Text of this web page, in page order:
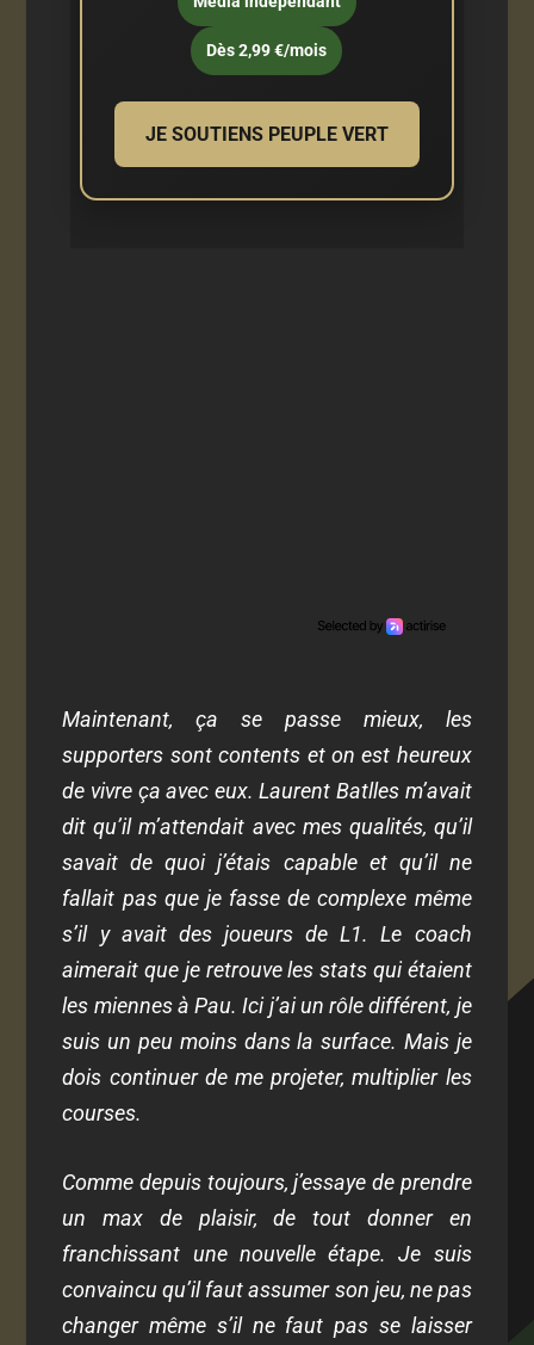
Dès 2,99 €/mois
JE SOUTIENS PEUPLE VERT
Maintenant, ça se passe mieux, les
supporters sont contents et on est heureux
de vivre ça avec eux. Laurent Batlles m’avait
dit qu’il m’attendait avec mes qualités, qu’il
savait de quoi j’étais capable et qu’il ne
fallait pas que je fasse de complexe même
s’il y avait des joueurs de L1. Le coach
aimerait que je retrouve les stats qui étaient
les miennes à Pau. Ici j’ai un rôle différent, je
suis un peu moins dans la surface. Mais je
dois continuer de me projeter, multiplier les
courses.
Comme depuis toujours, j’essaye de prendre
un max de plaisir, de tout donner en
franchissant une nouvelle étape. Je suis
convaincu qu’il faut assumer son jeu, ne pas
changer même s’il ne faut pas se laisser